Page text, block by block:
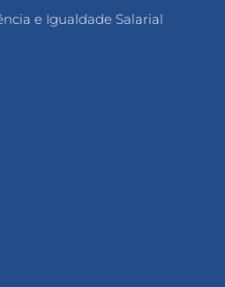
e Igualdade Salarial